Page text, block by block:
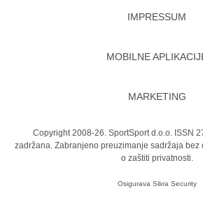
IMPRESSUM
MOBILNE
MARKETING
Copyright 2008-26. SportSport d.o.o. ISSN
zadržana. Zabranjeno preuzimanje sadržaja bez
o zaštiti privatnosti.
Osigurava Sikra Security